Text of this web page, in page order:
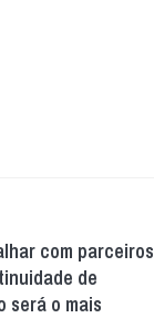
com parceiros
de
será o mais